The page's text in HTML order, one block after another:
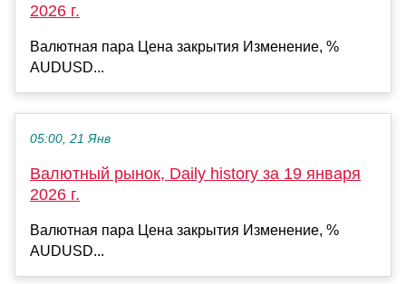
2026 г.
Валютная пара Цена закрытия Изменение, %
AUDUSD...
05:00, 21 Янв
Валютный рынок, Daily history за 19 января
2026 г.
Валютная пара Цена закрытия Изменение, %
AUDUSD...